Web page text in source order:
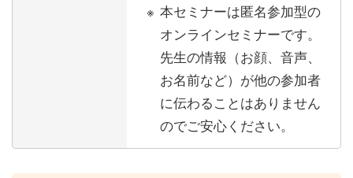
本セミナーは匿名参加型の
オンラインセミナーです。
先生の情報（お顔、音声、
お名前など）が他の参加者
に伝わることはありません
のでご安心ください。